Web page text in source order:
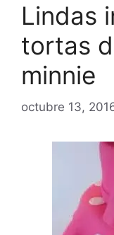
Lindas
tortas
minnie
octubre 13,